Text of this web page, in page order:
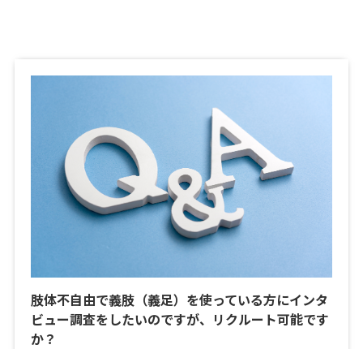
肢体不自由で義肢（義足）を使っている方にインタ
ビュー調査をしたいのですが、リクルート可能です
か？